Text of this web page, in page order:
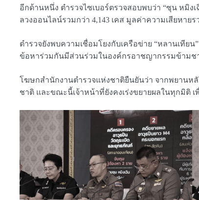
อีกด้านหนึ่ง ตำรวจไซเบอร์ตรวจสอบพบว่า “ซุน หมิ
ลวงออนไลน์รวมกว่า 4,143 เคส มูลค่าความเสียหาย
ตำรวจยังพบความเชื่อมโยงกับเครือข่าย “หลานเทีย
ข้อหาร่วมกันมีส่วนร่วมในองค์กรอาชญากรรมข้ามช
โฆษกสำนักงานตำรวจแห่งชาติยืนยันว่า จากพยานห
ชาติ และขณะนี้เจ้าหน้าที่ยังคงเร่งขยายผลในทุกมิติ